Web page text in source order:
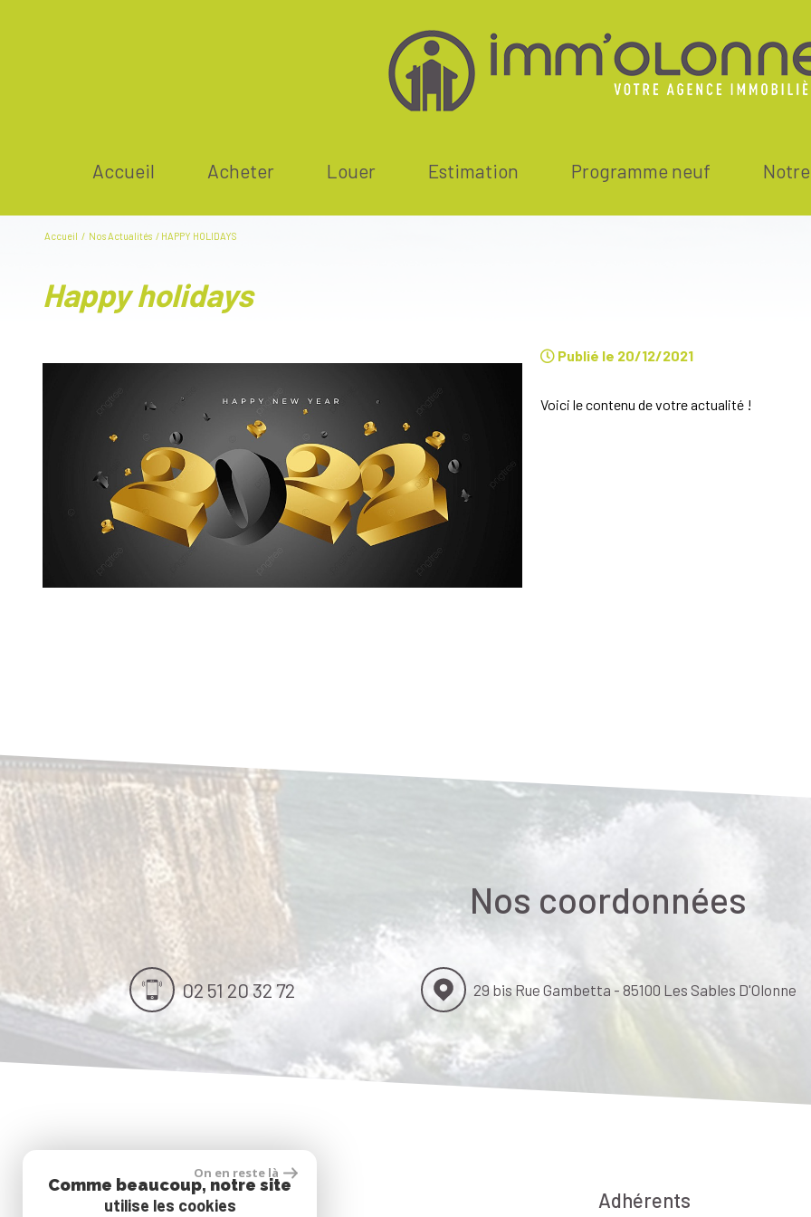
accueil acheter louer estimation programme neuf
Accueil Nos Actualités HAPPY HOLIDAYS
happy holidays
Publié le 20/12/2021
Voici le contenu de votre actualité !
Nos coordonnées
02 51 20 32 72 29 bis Rue Gambetta - 85100 Les Sables D'Olonne
Nous suivre Adhérents
On en reste là
Comme beaucoup, notre site
utilise les cookies